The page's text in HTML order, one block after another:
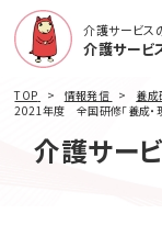
介護サービス
介護サービ
TOP 情報発信 養成
2021年度 全国研修「養成・
介護サー